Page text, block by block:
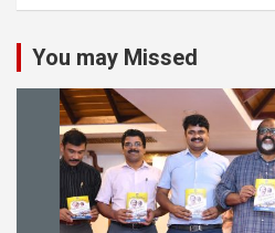
You may Missed